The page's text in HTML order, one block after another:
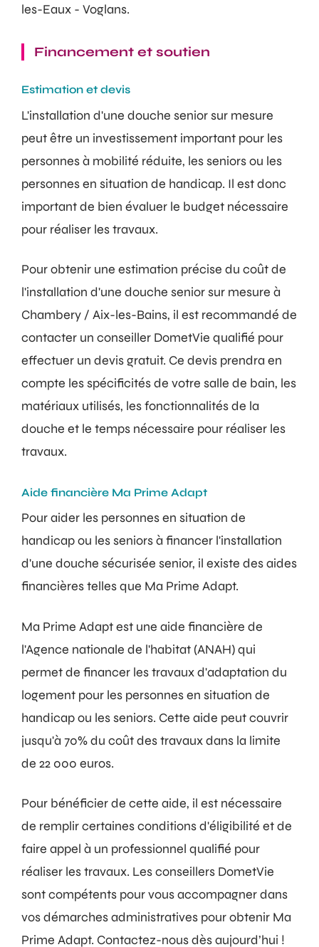
les-Eaux - Voglans.
Financement et soutien
Estimation et devis
L'installation d'une douche senior sur mesure
peut être un investissement important pour les
personnes à mobilité réduite, les seniors ou les
personnes en situation de handicap. Il est donc
important de bien évaluer le budget nécessaire
pour réaliser les travaux.
Pour obtenir une estimation précise du coût de
l'installation d'une douche senior sur mesure à
Chambery / Aix-les-Bains, il est recommandé de
contacter un conseiller DometVie qualifié pour
effectuer un devis gratuit. Ce devis prendra en
compte les spécificités de votre salle de bain, les
matériaux utilisés, les fonctionnalités de la
douche et le temps nécessaire pour réaliser les
travaux.
Aide financière Ma Prime Adapt
Pour aider les personnes en situation de
handicap ou les seniors à financer l'installation
d'une douche sécurisée senior, il existe des aides
financières telles que Ma Prime Adapt.
Ma Prime Adapt est une aide financière de
l'Agence nationale de l'habitat (ANAH) qui
permet de financer les travaux d'adaptation du
logement pour les personnes en situation de
handicap ou les seniors. Cette aide peut couvrir
jusqu'à 70% du coût des travaux dans la limite
de 22 000 euros.
Pour bénéficier de cette aide, il est nécessaire
de remplir certaines conditions d'éligibilité et de
faire appel à un professionnel qualifié pour
réaliser les travaux. Les conseillers DometVie
sont compétents pour vous accompagner dans
vos démarches administratives pour obtenir Ma
Prime Adapt. Contactez-nous dès aujourd’hui !